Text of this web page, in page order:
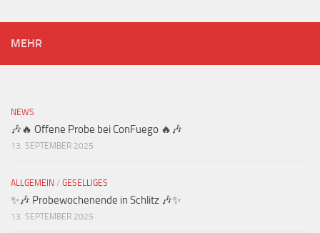
MEHR
NEWS
🎶🔥 Offene Probe bei ConFuego 🔥🎶
13. SEPTEMBER 2025
ALLGEMEIN / GESELLIGES
✨🎶 Probewochenende in Schlitz 🎶✨
13. SEPTEMBER 2025